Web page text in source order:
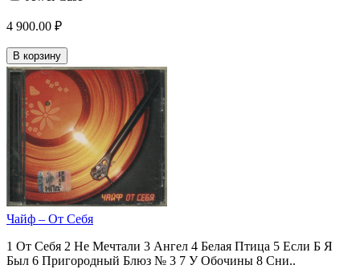
4 900.00 ₽
В корзину
Чайф ‎– От Себя
1 От Себя 2 Не Мечтали 3 Ангел 4 Белая Птица 5 Если Б Я
Был 6 Пригородный Блюз № 3 7 У Обочины 8 Сни..